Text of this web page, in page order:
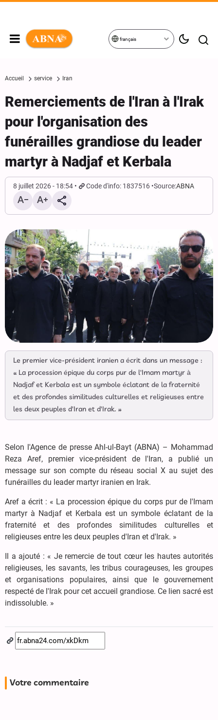
français
Accueil service Iran
Remerciements de l'Iran à l'Irak
pour l'organisation des
funérailles grandiose du leader
martyr à Nadjaf et Kerbala
8 juillet 2026 - 18:54 Code d'info: 1837516 Source:ABNA
Le premier vice-président iranien a écrit dans un message :
« La procession épique du corps pur de l'Imam martyr à
Nadjaf et Kerbala est un symbole éclatant de la fraternité
et des profondes similitudes culturelles et religieuses entre
les deux peuples d'Iran et d'Irak. »
Selon l'Agence de presse Ahl-ul-Bayt (ABNA) – Mohammad
Reza Aref, premier vice-président de l'Iran, a publié un
message sur son compte du réseau social X au sujet des
funérailles du leader martyr iranien en Irak.
Aref a écrit : « La procession épique du corps pur de l'Imam
martyr à Nadjaf et Kerbala est un symbole éclatant de la
fraternité et des profondes similitudes culturelles et
religieuses entre les deux peuples d'Iran et d'Irak. »
Il a ajouté : « Je remercie de tout cœur les hautes autorités
religieuses, les savants, les tribus courageuses, les groupes
et organisations populaires, ainsi que le gouvernement
respecté de l'Irak pour cet accueil grandiose. Ce lien sacré est
indissoluble. »
Votre commentaire